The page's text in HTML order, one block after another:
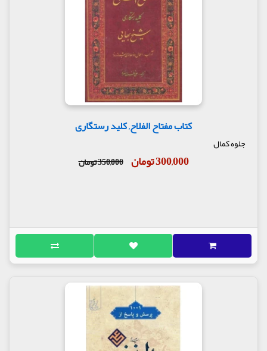
کتاب مفتاح الفلاح, کلید رستگاری
جلوه کمال
300,000 تومان 350,000 تومان